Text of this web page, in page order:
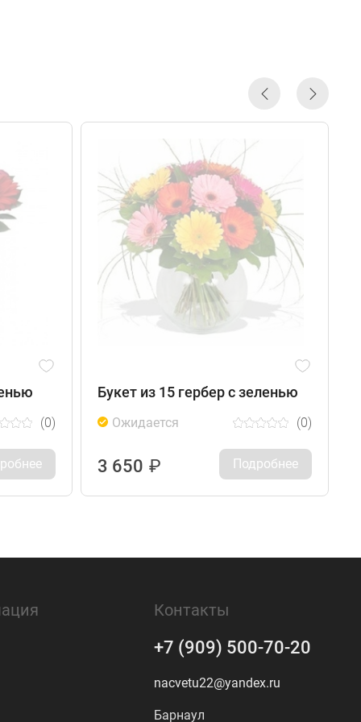
(0)
Букет из 15 гербер с зеленью
Ожидается (0)
3 650 ₽ Подробнее
Контакты
+7 (909) 500-70-20
nacvetu22@yandex.ru
Барнаул